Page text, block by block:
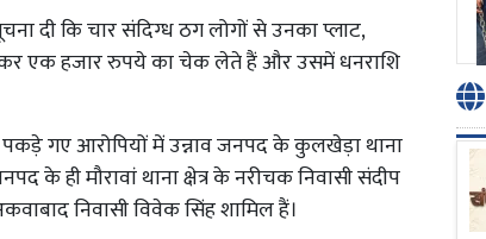
दी कि चार संदिग्ध ठग लोगों से उनका प्लाट,
कर एक हजार रुपये का चेक लेते हैं और उसमें धनराशि
गए आरोपियों में उन्नाव जनपद के कुलखेड़ा थाना
के ही मौरावां थाना क्षेत्र के नरीचक निवासी संदीप
निवासी विवेक सिंह शामिल हैं।